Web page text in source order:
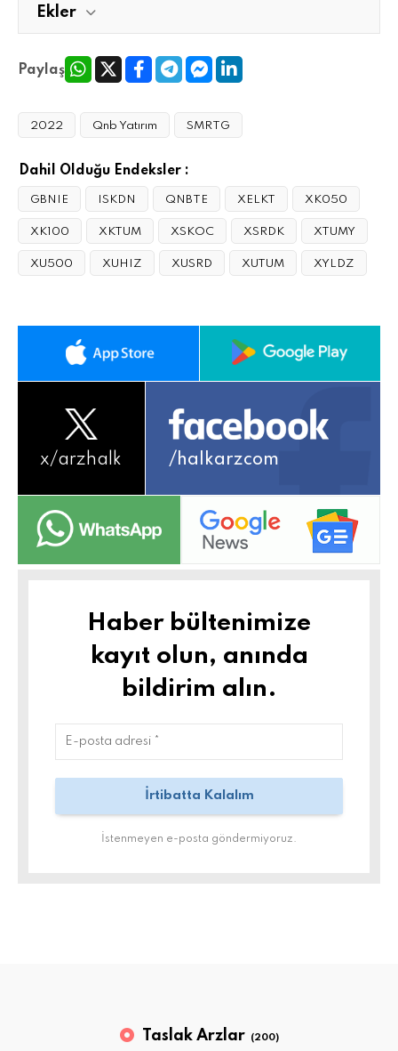
Ekler
Paylaş
2022 Qnb Yatırım SMRTG
Dahil Olduğu Endeksler :
GBNIE ISKDN QNBTE XELKT XK050
XK100 XKTUM XSKOC XSRDK XTUMY
XU500 XUHIZ XUSRD XUTUM XYLDZ
x/arzhalk /halkarzcom
Haber bültenimize
kayıt olun, anında
bildirim alın.
İstenmeyen e-posta göndermiyoruz.
Taslak Arzlar (200)